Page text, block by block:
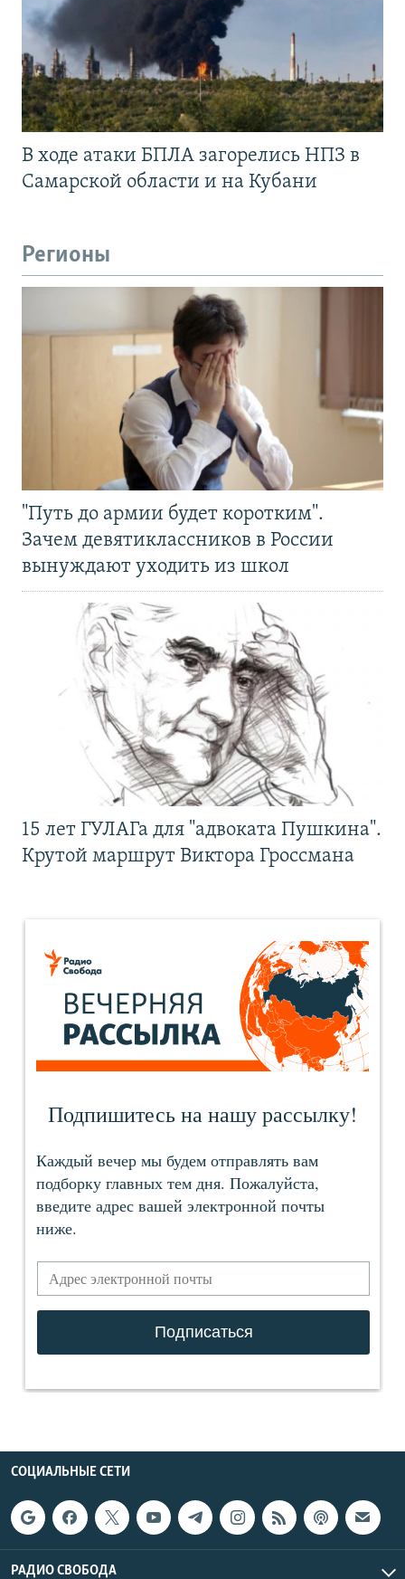
В ходе атаки БПЛА загорелись НПЗ в
Самарской области и на Кубани
Регионы
"Путь до армии будет коротким".
Зачем девятиклассников в России
вынуждают уходить из школ
15 лет ГУЛАГа для "адвоката Пушкина".
Крутой маршрут Виктора Гроссмана
СОЦИАЛЬНЫЕ СЕТИ
РАДИО СВОБОДА